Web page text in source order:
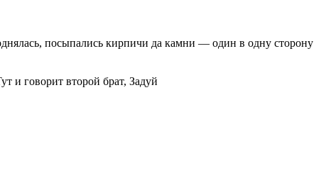
посыпались кирпичи да камни — один в одну сторону
и говорит второй брат, Задуй